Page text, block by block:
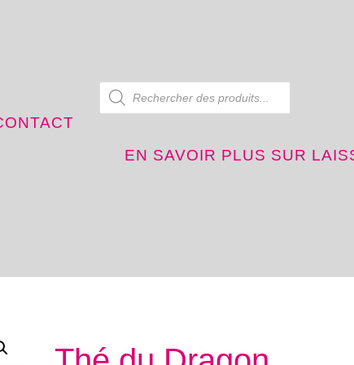
Recherche de produits
EN SAVOIR PLUS SUR